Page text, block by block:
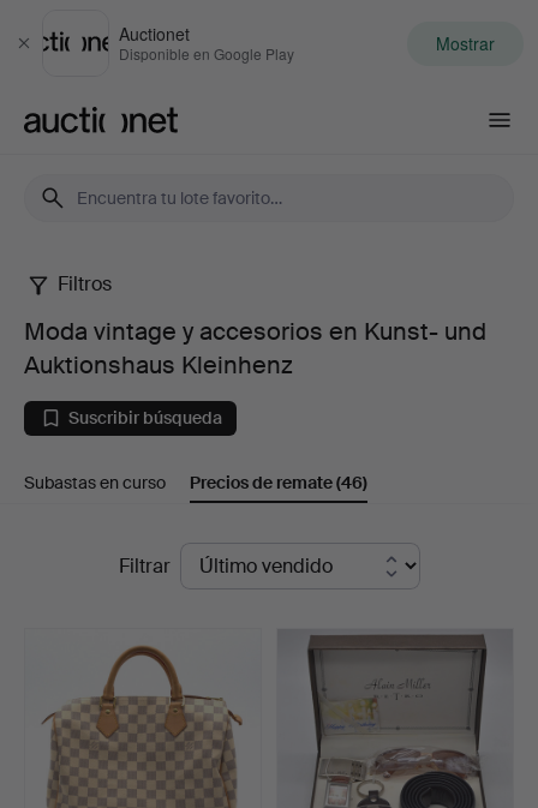
Cerrar
Auctionet
Disponible en Google Play Mostrar
Moda
vintage
accesorios
Auktionshaus
Kleinhenz
Filtros
Moda vintage y accesorios en Kunst- und
Auktionshaus Kleinhenz
Suscribir búsqueda
Subastas en curso Precios de remate(46)
Filtrar